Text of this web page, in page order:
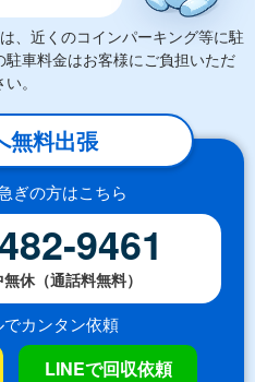
、近くのコインパーキング等に駐
車料金はお客様にご負担いただ
。
無料出張
ぎの方はこちら
9461
休（通話料無料）
カンタン依頼
LINEで回収依頼